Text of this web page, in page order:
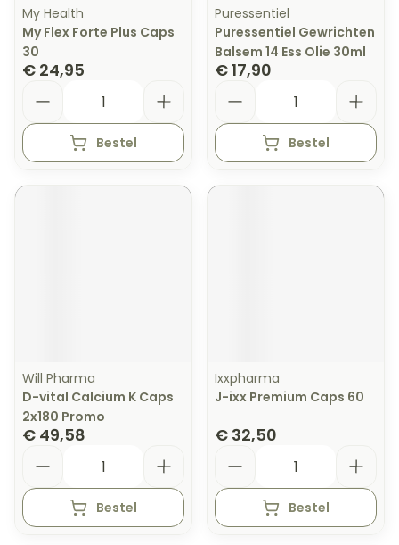
My Health
My Flex Forte Plus Caps
30
€ 24,95
Bestel
Puressentiel
Puressentiel Gewrichten
Balsem 14 Ess Olie 30ml
€ 17,90
Bestel
Will Pharma
D-vital Calcium K Caps
2x180 Promo
€ 49,58
Bestel
Ixxpharma
J-ixx Premium Caps 60
€ 32,50
Bestel